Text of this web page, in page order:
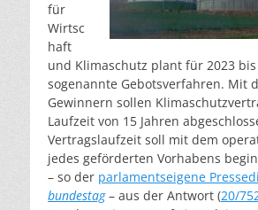
für
Wirtsc
haft
und Klimaschutz plant für 2023 bis
sogenannte Gebotsverfahren. Mit
Gewinnern sollen
Laufzeit von 15 Jahren
Vertragslaufzeit soll mit dem
jedes geförderten Vorhabens
– so der parlamentseigene
bundestag– aus der Antwort (20/